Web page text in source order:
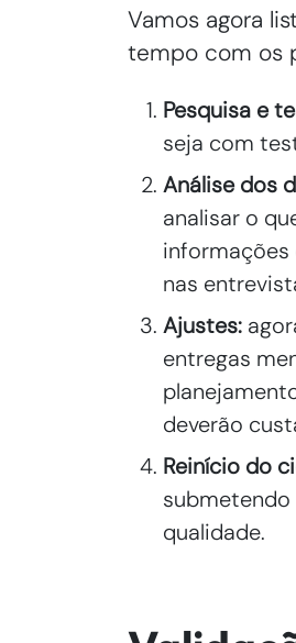
Vamos agora
tempo com os
Pesquisa e
seja com
Análise dos
analisar o
nas
Ajustes:
entregas
deverão
Reinício do
submetendo
qualidade.